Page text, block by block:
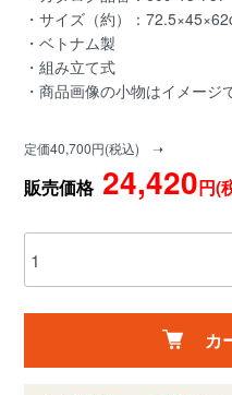
・サイズ（約）：
・ベトナム製
・組み立て式
・商品画像の小物はイメージ
定価40,700円(税込) ➝
販売価格24,420円(
カ